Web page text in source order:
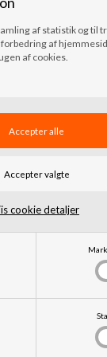
af statistik og til
af
af cookies.
cookie detaljer
på
Beslag rustfri
stk)
595,00 DKK